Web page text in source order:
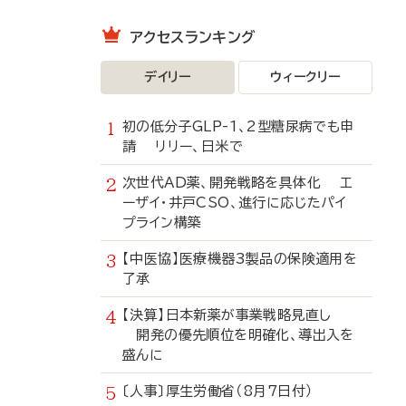
アクセスランキング
デイリー ウィークリー
初の低分子GLP-1、2型糖尿病でも申
請 リリー、日米で
次世代AD薬、開発戦略を具体化 エ
ーザイ・井戸CSO、進行に応じたパイ
プライン構築
【中医協】医療機器3製品の保険適用を
了承
【決算】日本新薬が事業戦略見直し
開発の優先順位を明確化、導出入を
盛んに
〔人事〕厚生労働省（8月7日付）